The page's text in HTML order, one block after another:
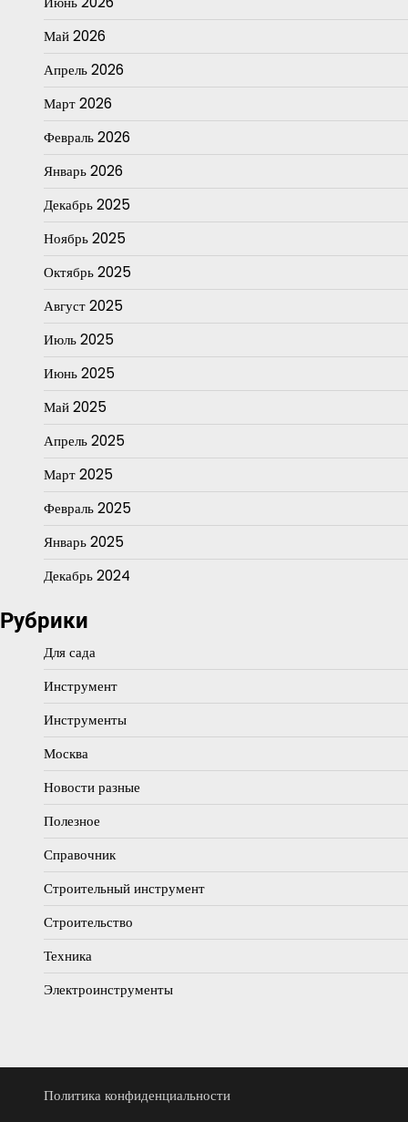
Май 2026
Апрель 2026
Март 2026
Февраль 2026
Январь 2026
Декабрь 2025
Ноябрь 2025
Октябрь 2025
Август 2025
Июль 2025
Июнь 2025
Май 2025
Апрель 2025
Март 2025
Февраль 2025
Январь 2025
Декабрь 2024
Рубрики
Для сада
Инструмент
Инструменты
Москва
Новости разные
Полезное
Справочник
Строительный инструмент
Строительство
Техника
Электроинструменты
Политика конфиденциальности